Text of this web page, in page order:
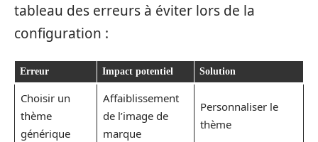
tableau des erreurs à éviter lors de la
configuration :
Erreur Impact potentiel Solution
Choisir un
thème
générique
Affaiblissement
de l’image de
marque
Personnaliser le
thème